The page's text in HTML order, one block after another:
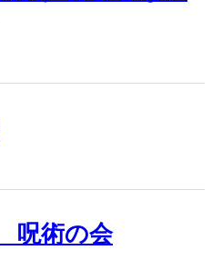
呪術の会